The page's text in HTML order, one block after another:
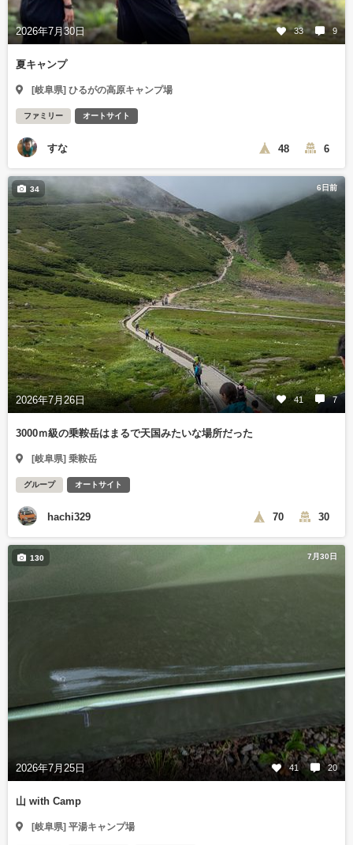
2026年7月30日 33 9
夏キャンプ
[岐阜県] ひるがの高原キャンプ場
ファミリー オートサイト
すな 48 6
6日前
2026年7月26日 41 7
34
3000ｍ級の乗鞍岳はまるで天国みたいな場所だった
[岐阜県] 乗鞍岳
グループ オートサイト
hachi329 70 30
7月30日
2026年7月25日 41 20
130
山 with Camp
[岐阜県] 平湯キャンプ場